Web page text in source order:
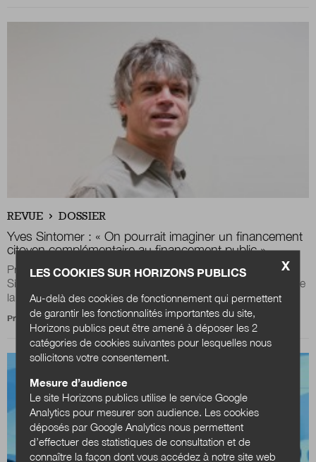
REVUE DOSSIER
Yves Sintomer : « On pourrait imaginer un financement
citoyen complémentaire au financement public »
Professeur de sciences politiques à l’université Paris 8, Yves
Sintomer est un spécialiste de la démocratie participative et de
la démocratie...
Propos recueillis par Marion Roth
X
LES COOKIES SUR HORIZONS PUBLICS
Au-delà des cookies de fonctionnement qui permettent
de garantir les fonctionnalités importantes du site,
Horizons publics peut être amené à déposer les 2
catégories de cookies suivantes pour lesquelles nous
sollicitons votre consentement.
Mesure d’audience
Le site Horizons publics utilise le service Google
Analytics pour mesurer son audience. Les cookies
déposés par Google Analytics nous permettent
d’effectuer des statistiques de consultation et de
connaître la façon dont vous accédez à notre site web